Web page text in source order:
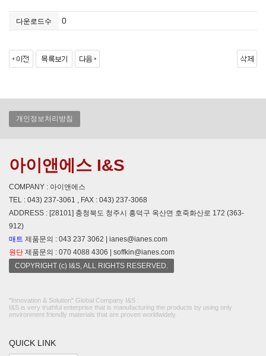
다운로드수 0
개인정보처리방침
아이앤에스 I&S
COMPANY : 아이앤에스
TEL : 043) 237-3061 , FAX : 043) 237-3068
ADDRESS : [28101] 충청북도 청주시 흥덕구 옥산면 호죽화산로 172 (363-
912)
매트 제품문의 : 043 237 3062 | ianes@ianes.com
원단 제품문의 : 070 4088 4306 | soffkin@ianes.com
COPYRIGHT (c) I&S, ALL RIGHTS RESERVED.
"Innovation & Solution" Global Company I&S :
I&S is very truthful enterprise that is manufacturing the products by using only
environment friendly materials that are proven worldwidely.
QUICK LINK